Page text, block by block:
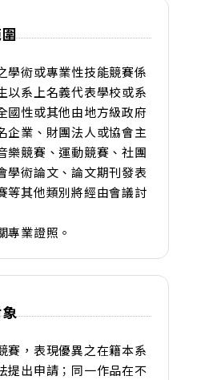
學術或專業性技能競賽係
以系上名義代表學校或系
國性或其他由地方級政府
企業、財團法人或協會主
樂競賽、運動競賽、社團
學術論文、論文期刊發表
等其他類別將經由會議討
專業證照。
賽，表現優異之在籍本系
提出申請；同一作品在不